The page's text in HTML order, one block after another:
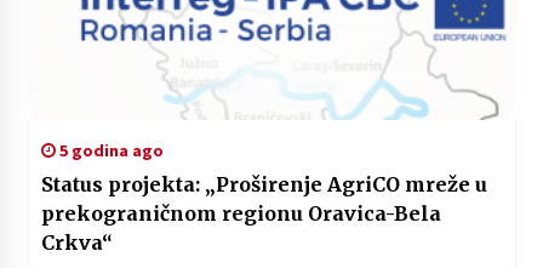
5 godina ago
Status projekta: „Proširenje AgriCO mreže u
prekograničnom regionu Oravica-Bela
Crkva“